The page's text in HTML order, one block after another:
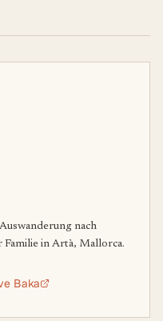
nach
in Artà, Mallorca.
Baka